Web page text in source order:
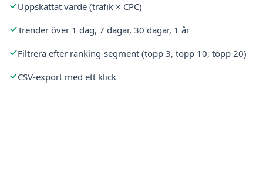
Uppskattat värde (trafik × CPC)
Trender över 1 dag, 7 dagar, 30 dagar, 1 år
Filtrera efter ranking-segment (topp 3, topp 10, topp 20)
CSV-export med ett klick